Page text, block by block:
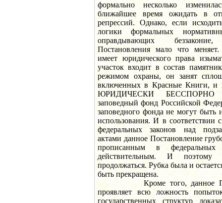
формально несколько
ближайшее время ожидать в
репрессий. Однако, если
логики формальных
оправдывающих
Постановления мало что
имеет юридического права
участок входит в состав
режимом охраны, он занят
включенных в Красные Книги, и
ЮРИДИЧЕСКИ БЕССПОРНО
заповедный фонд Российской
заповедного фонда не могут быть
использования. И в соответствии
федеральных законов над
актами данное Постановление
прописанным в федеральных
действительным. И поэтому
продолжаться. Рубка была и
быть прекращена.
Кроме того, данное
проявляет всю ложность
государственных структур